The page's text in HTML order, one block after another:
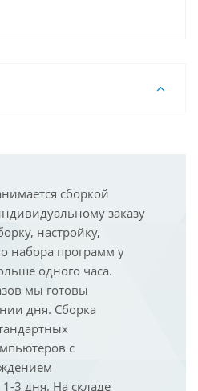
сборкой
заказу
настройку,
набора программ у
одного часа.
мы готовы
дня. Сборка
с
1-3 дня. На складе